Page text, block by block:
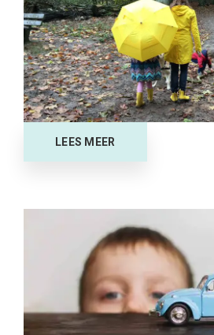
LEES MEER